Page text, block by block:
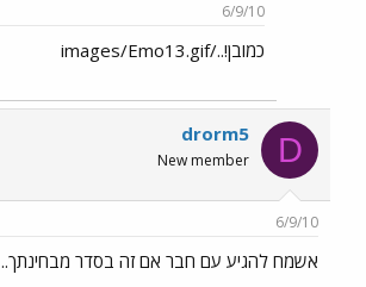
6/9/10
כמובן!../images/Emo13.gif
D
drorm5
New member
6/9/10
אשמח להגיע עם חבר אם זה בסדר מבחינתך..